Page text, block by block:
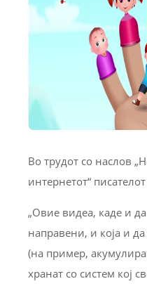
Во трудот со наслов
интернетот“
„Овие видеа, каде и
направени, и која и
(на пример,
хранат со систем кој